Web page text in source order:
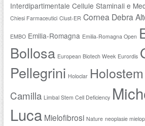
Interdipartimentale Cellule Staminali e
Chiesi Farmaceutici Clust-ER Cornea Debra
EMBO Emilia-Romagna Emilia-Romagna Open
Bollosa European Biotech Week Eurordis
Pellegrini Holoclar Holostem
Camilla Limbal Stem Cell Deficiency
Luca Mielofibrosi Nature neoplasie